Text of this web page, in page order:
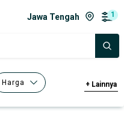
Jawa Tengah 1
Harga + Lainnya